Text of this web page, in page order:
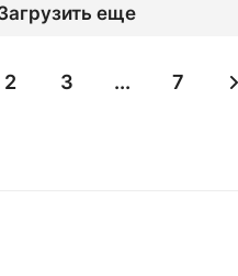
еще
2 3 ... 7